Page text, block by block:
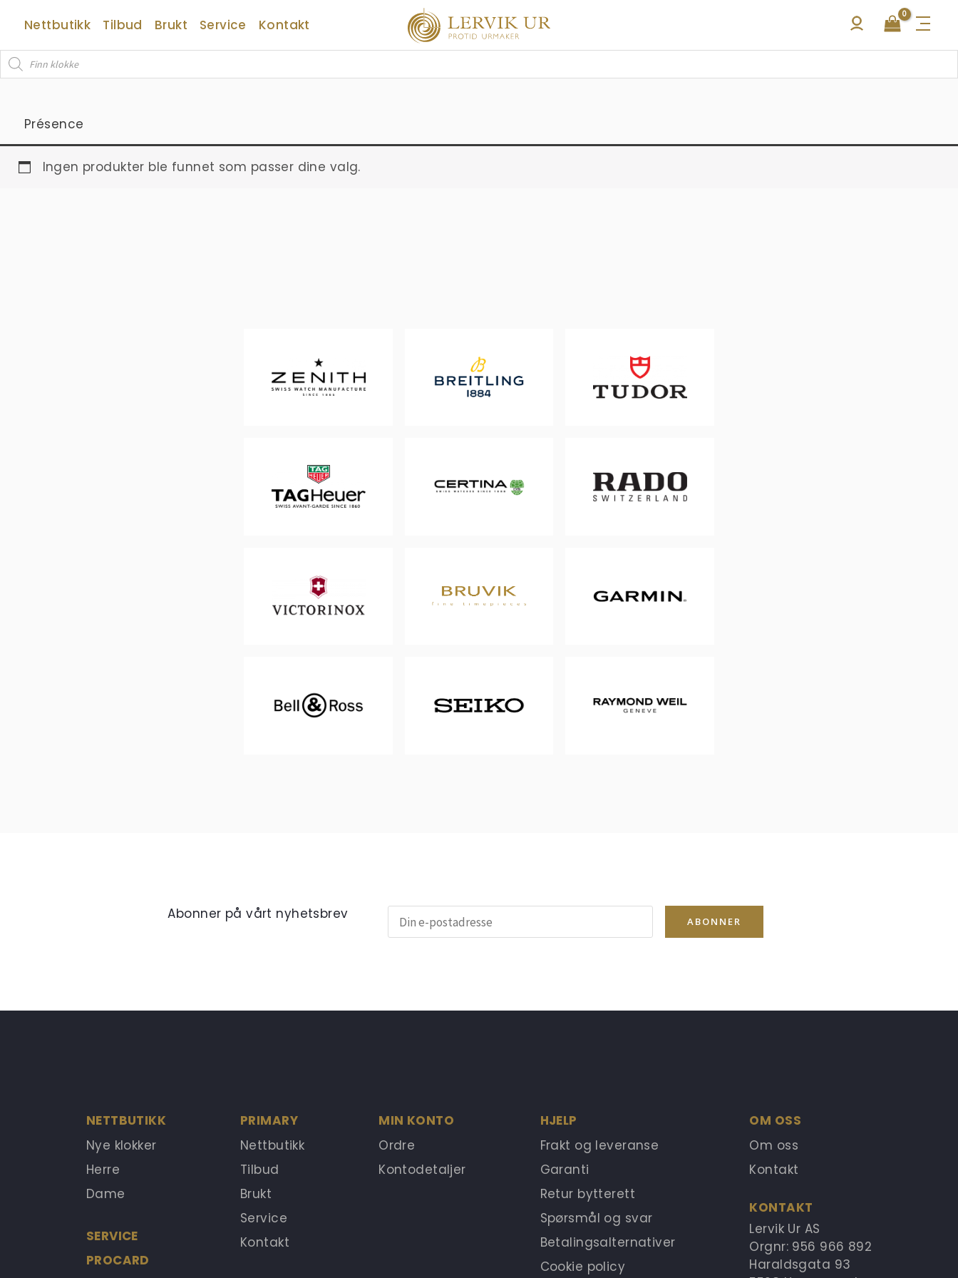
innholdet
Nettbutikk Tilbud Brukt Service
Kontakt
Products
search
Présence
Ingen produkter ble funnet som passer dine valg.
Abonner på vårt nyhetsbrev ABONNER
NETTBUTIKK
Nye klokker
Herre
Dame
SERVICE
PROCARD
PRIMARY
Nettbutikk
Tilbud
Brukt
Service
Kontakt
MIN KONTO
Ordre
Kontodetaljer
HJELP
Frakt og leveranse
Garanti
Retur bytterett
Spørsmål og svar
Betalingsalternativer
Cookie policy
OM OSS
Om oss
Kontakt
KONTAKT
Lervik Ur AS
Orgnr: 956 966 892
Haraldsgata 93